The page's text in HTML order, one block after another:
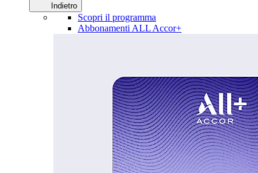
Indietro
Scopri il programma
Abbonamenti ALL Accor+